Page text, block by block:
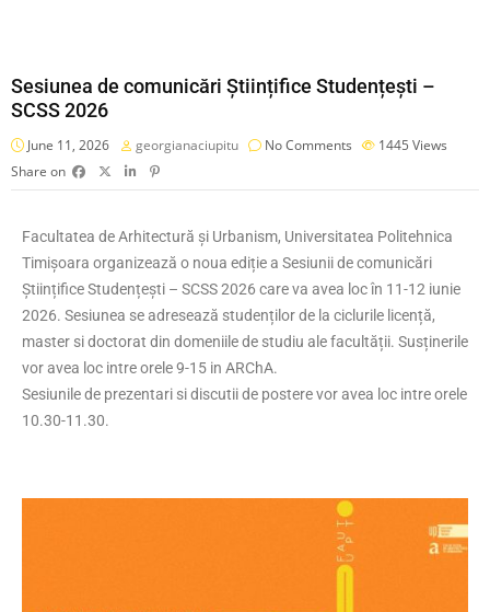
Sesiunea de comunicări Științifice Studențești –
SCSS 2026
June 11, 2026 georgianaciupitu No Comments 1445 Views
Share on
Facultatea de Arhitectură și Urbanism, Universitatea Politehnica
Timișoara organizează o noua ediție a Sesiunii de comunicări
Științifice Studențești – SCSS 2026 care va avea loc în 11-12 iunie
2026. Sesiunea se adresează studenților de la ciclurile licență,
master si doctorat din domeniile de studiu ale facultății. Susținerile
vor avea loc intre orele 9-15 in ARChA.
Sesiunile de prezentari si discutii de postere vor avea loc intre orele
10.30-11.30.